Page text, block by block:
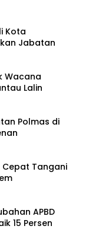
Kota
Jabatan
Wacana
Lalin
Polmas di
Cepat Tangani
APBD
15 Persen